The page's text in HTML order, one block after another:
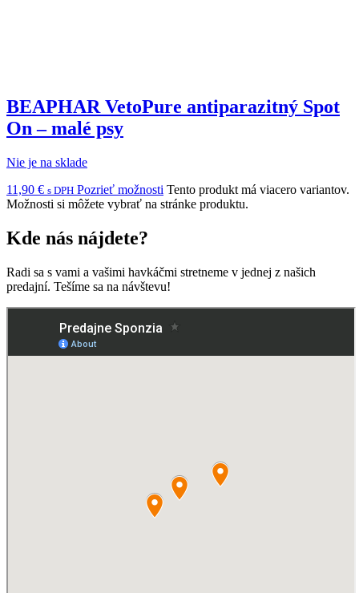
BEAPHAR VetoPure antiparazitný Spot
On – malé psy
Nie je na sklade
11,90 € s DPH Pozrieť možnosti Tento produkt má viacero variantov.
Možnosti si môžete vybrať na stránke produktu.
Kde nás nájdete?
Radi sa s vami a vašimi havkáčmi stretneme v jednej z našich
predajní. Tešíme sa na návštevu!